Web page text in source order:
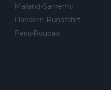
Mailand-Sanremo
Flandern-Rundfahrt
Paris-Roubaix